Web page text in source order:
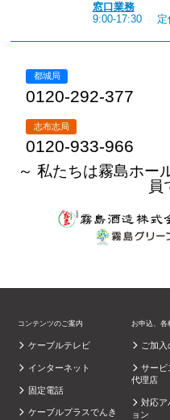
窓口業務
9:00-17:30
定
都城局
0120-292-377
志布志局
0120-933-966
～ 私たちは霧島ホー
員
コンテンツのご案内
ケーブルテレビ
インターネット
固定電話
ケーブルプラスでんき
お申込、各
ご加入
サービ
代理店
対応ア
ョン